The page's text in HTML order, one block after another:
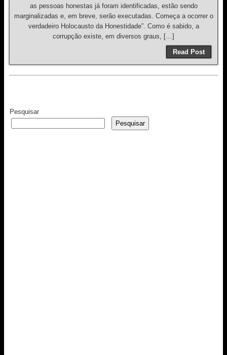
as pessoas honestas já foram identificadas, estão sendo
marginalizadas e, em breve, serão executadas. Começa a ocorrer o
verdadeiro Holocausto da Honestidade”. Como é sabido, a
corrupção existe, em diversos graus, […]
Read Post
Pesquisar
Pesquisar